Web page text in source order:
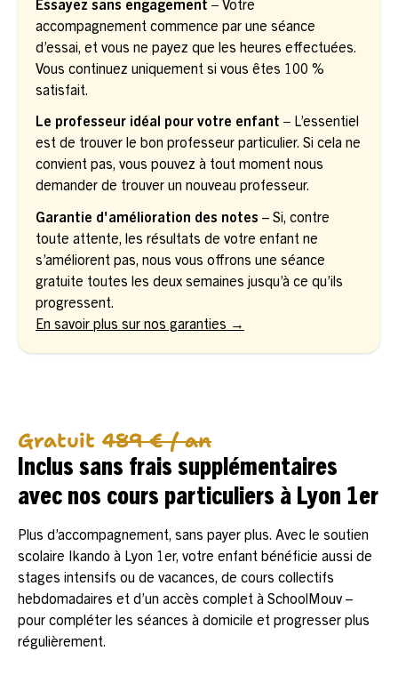
Essayez sans engagement – Votre
accompagnement commence par une séance
d’essai, et vous ne payez que les heures effectuées.
Vous continuez uniquement si vous êtes 100 %
satisfait.
Le professeur idéal pour votre enfant – L’essentiel
est de trouver le bon professeur particulier. Si cela ne
convient pas, vous pouvez à tout moment nous
demander de trouver un nouveau professeur.
Garantie d'amélioration des notes – Si, contre
toute attente, les résultats de votre enfant ne
s’améliorent pas, nous vous offrons une séance
gratuite toutes les deux semaines jusqu’à ce qu’ils
progressent.
En savoir plus sur nos garanties →
Gratuit 489 € / an
Inclus sans frais supplémentaires
avec nos cours particuliers à Lyon 1er
Plus d’accompagnement, sans payer plus. Avec le soutien
scolaire Ikando à Lyon 1er, votre enfant bénéficie aussi de
stages intensifs ou de vacances, de cours collectifs
hebdomadaires et d’un accès complet à SchoolMouv –
pour compléter les séances à domicile et progresser plus
régulièrement.